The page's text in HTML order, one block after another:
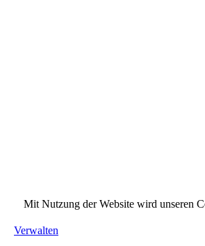
Mit Nutzung der Website wird unseren
Verwalten